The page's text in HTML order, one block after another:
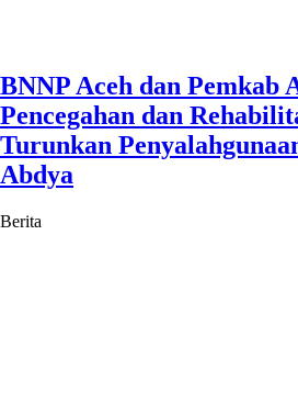
BNNP Aceh dan Pemkab
Pencegahan dan
Turunkan
Abdya
Berita